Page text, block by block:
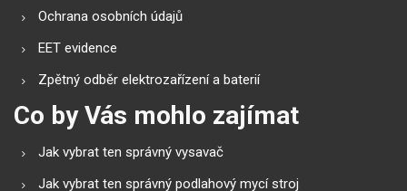
Ochrana osobních údajů
EET evidence
Zpětný odběr elektrozařízení a baterií
Co by Vás mohlo zajímat
Jak vybrat ten správný vysavač
Jak vybrat ten správný podlahový mycí stroj